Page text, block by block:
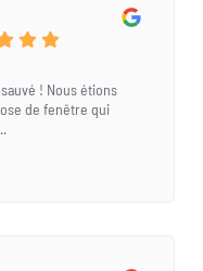
! Nous étions
de fenêtre qui